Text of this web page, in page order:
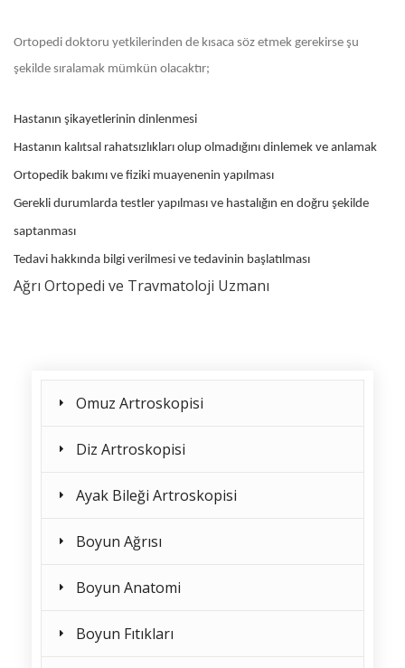
Ortopedi doktoru yetkilerinden de kısaca söz etmek gerekirse şu
şekilde sıralamak mümkün olacaktır;
Hastanın şikayetlerinin dinlenmesi
Hastanın kalıtsal rahatsızlıkları olup olmadığını dinlemek ve anlamak
Ortopedik bakımı ve fiziki muayenenin yapılması
Gerekli durumlarda testler yapılması ve hastalığın en doğru şekilde
saptanması
Tedavi hakkında bilgi verilmesi ve tedavinin başlatılması
Ağrı Ortopedi ve Travmatoloji Uzmanı
Omuz Artroskopisi
Diz Artroskopisi
Ayak Bileği Artroskopisi
Boyun Ağrısı
Boyun Anatomi
Boyun Fıtıkları